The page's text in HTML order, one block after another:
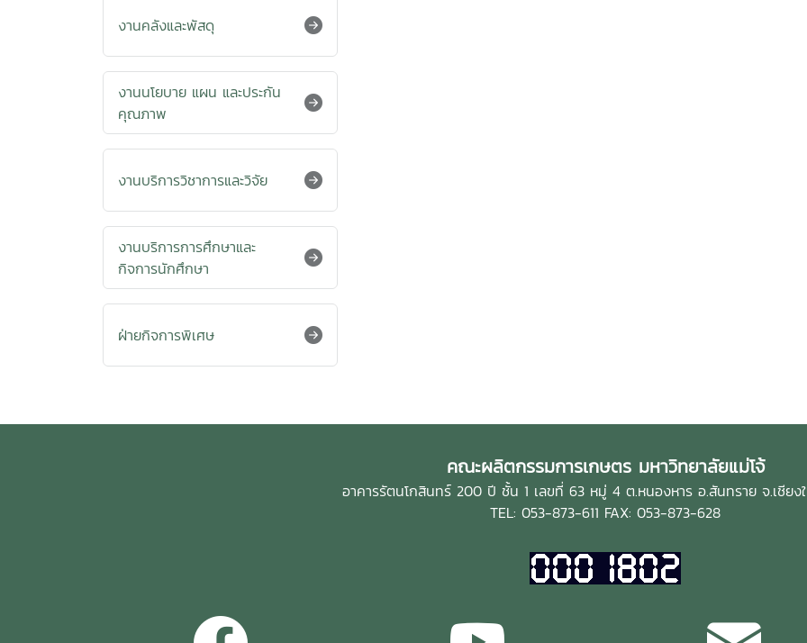
งานคลังและพัสดุ
งานนโยบาย แผน และประกัน
คุณภาพ
งานบริการวิชาการและวิจัย
งานบริการการศึกษาและ
กิจการนักศึกษา
ฝ่ายกิจการพิเศษ
คณะผลิตกรรมการเกษตร มหาวิทยาลัยแม่โจ้
อาคารรัตนโกสินทร์ 200 ปี ชั้น 1 เลขที่ 63 หมู่ 4 ต.หนองหาร อ.สันทราย จ.เชียง
TEL: 053-873-611 FAX: 053-873-628